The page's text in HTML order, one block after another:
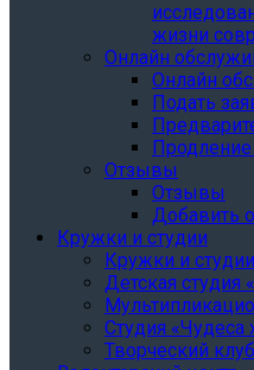
жизни
Онлайн
Онлайн
Подать
Продление
Отзывы
Отзывы
Добавить
Кружки и студии
Кружки и студии
Детская студия
Студия «Чудеса
Творческий